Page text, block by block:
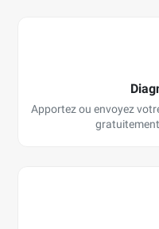
Apportez ou envoyez